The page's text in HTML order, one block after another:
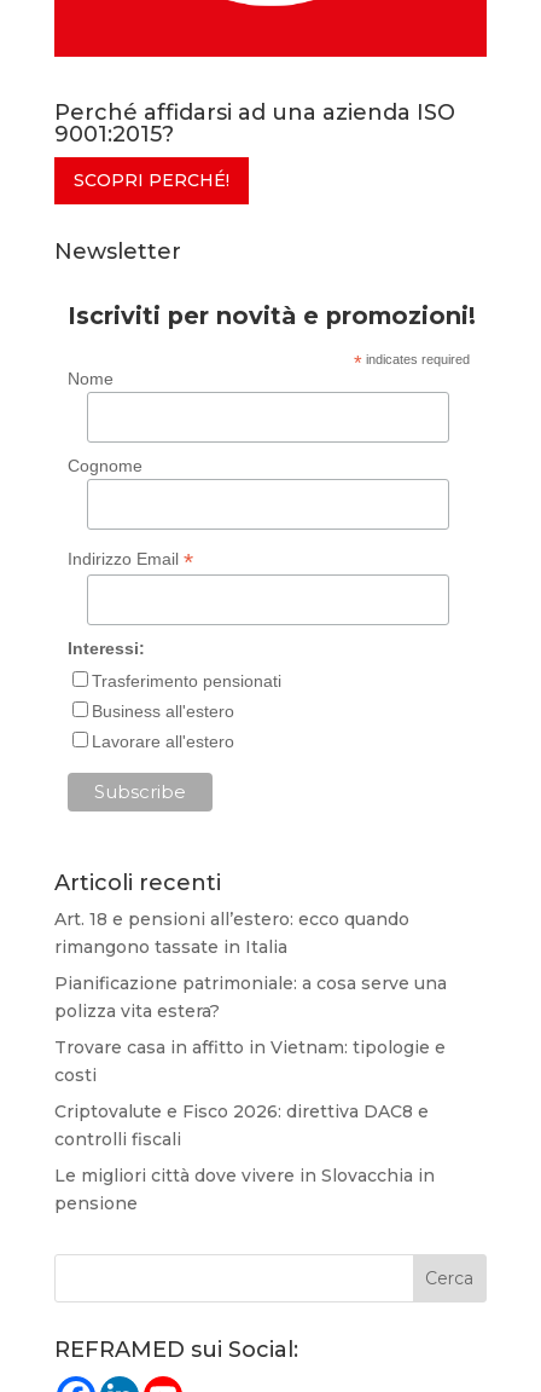
Perché affidarsi ad una azienda ISO
9001:2015?
SCOPRI PERCHÉ!
Newsletter
Iscriviti per novità e promozioni!
* indicates required
Nome
Cognome
Indirizzo Email *
Interessi:
Trasferimento pensionati
Business all'estero
Lavorare all'estero
Articoli recenti
Art. 18 e pensioni all’estero: ecco quando
rimangono tassate in Italia
Pianificazione patrimoniale: a cosa serve una
polizza vita estera?
Trovare casa in affitto in Vietnam: tipologie e
costi
Criptovalute e Fisco 2026: direttiva DAC8 e
controlli fiscali
Le migliori città dove vivere in Slovacchia in
pensione
REFRAMED sui Social: